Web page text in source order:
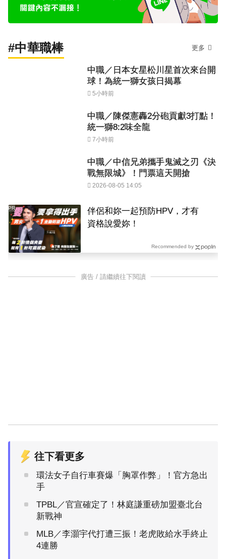
#中華職棒 更多
中職／日本女星松川星首次來台開
球！為統一獅女孩日揭幕
5小時前
中職／陳傑憲轟2分砲貢獻3打點！
統一獅8:2味全龍
7小時前
中職／中信兄弟攜手鬼滅之刃《決
戰無限城》！門票這天開搶
2026-08-05 14:05
伴侶和妳一起預防HPV，才有
資格說愛妳！
PR
Recommended by
廣告 / 請繼續往下閱讀
往下看更多
環法女子自行車賽爆「胸罩作弊」！官方急出
手
TPBL／官宣確定了！林庭謙重磅加盟臺北台
新戰神
MLB／李灝宇代打遭三振！老虎敗給水手終止
4連勝